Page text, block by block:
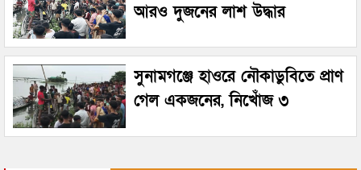
আরও দুজনের লাশ উদ্ধার
সুনামগঞ্জে হাওরে নৌকাডুবিতে প্রাণ
গেল একজনের, নিখোঁজ ৩